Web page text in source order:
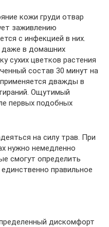
кожи груди отвар
заживлению
с инфекцией в них.
в домашних
сухих цветков растения
состав 30 минут на
дважды в
Ощутимый
первых подобных
на силу трав. При
нужно немедленно
смогут определить
правильное
дискомфорт